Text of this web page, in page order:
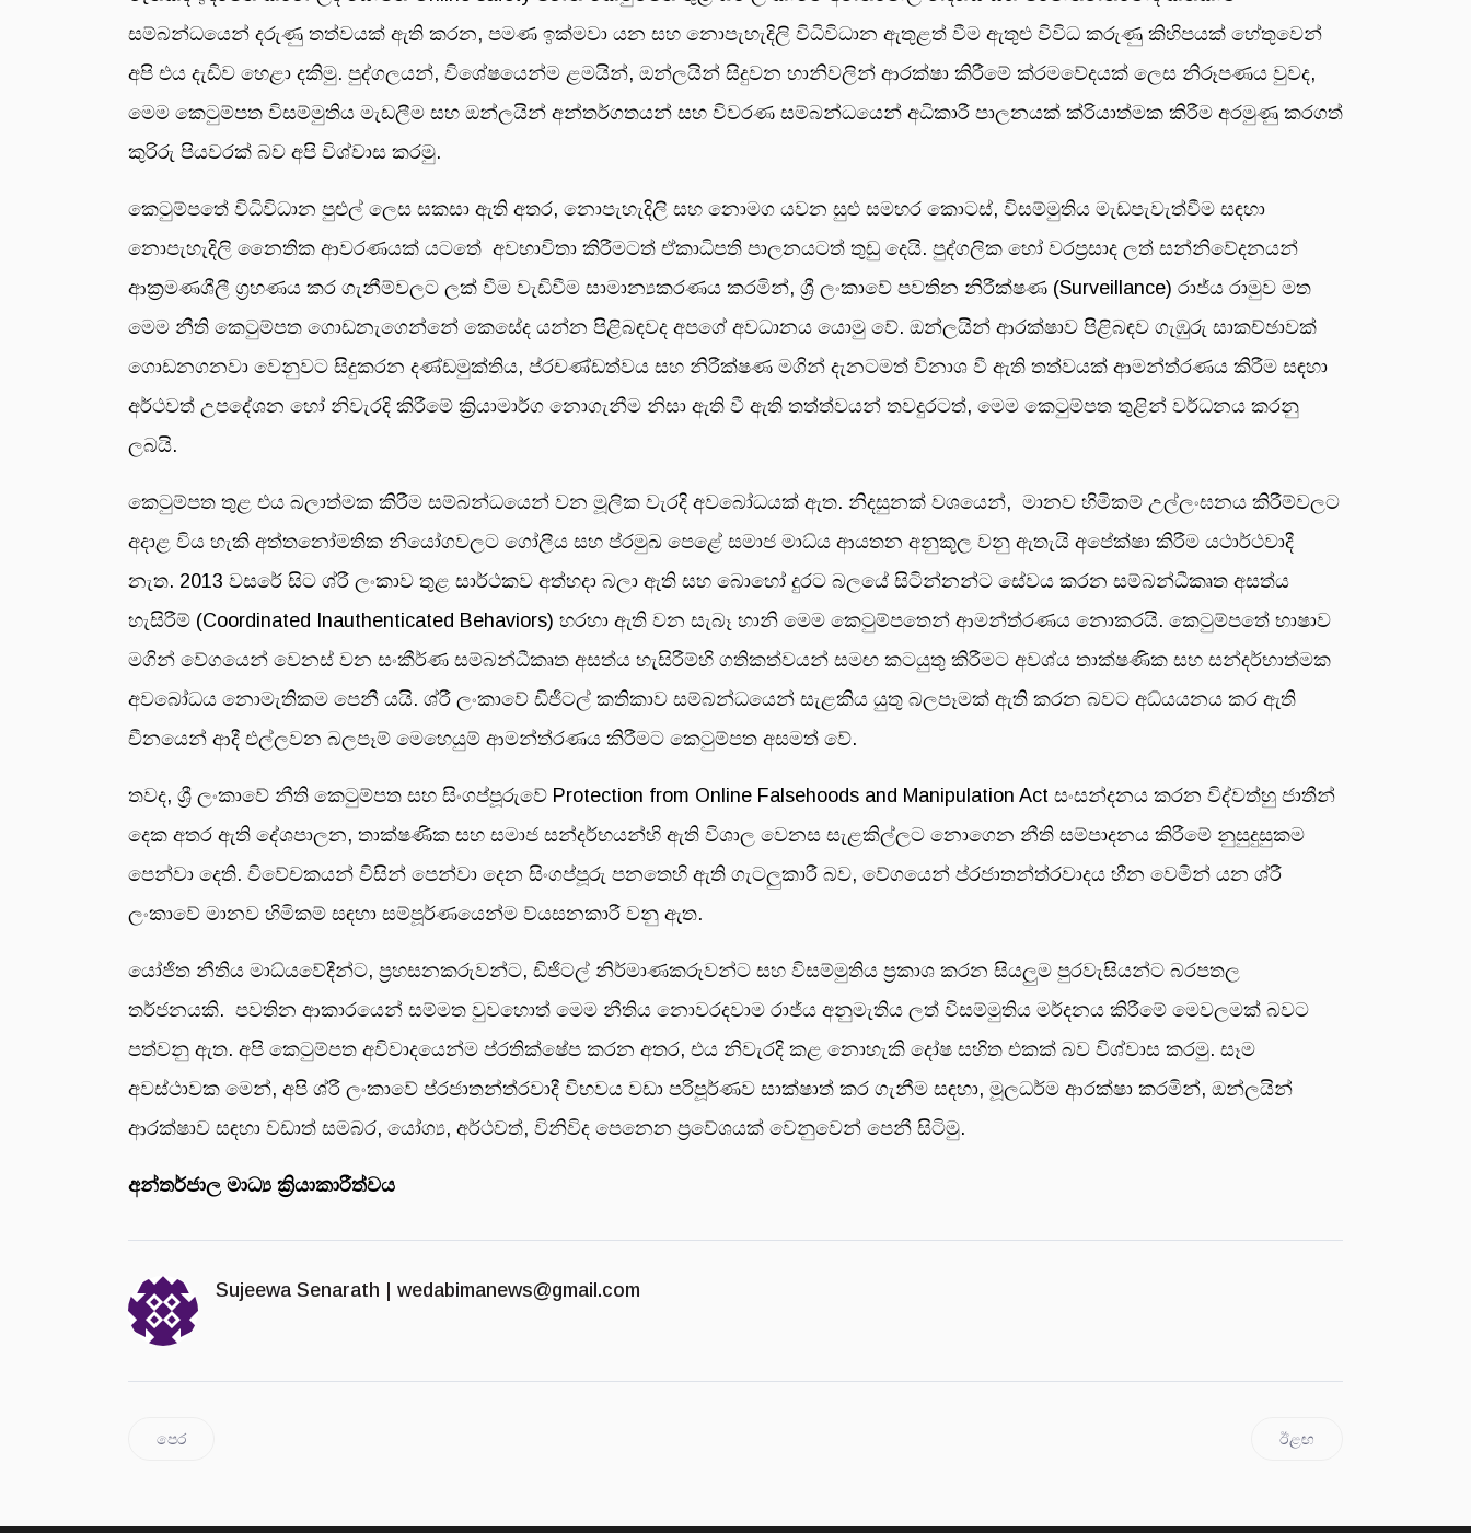
සම්බන්ධයෙන් දරුණු තත්වයක් ඇති කරන, පමණ ඉක්මවා යන සහ නොපැහැදිලි විධිවිධාන ඇතුළත් වීම ඇතුළු විවිධ කරුණු කිහිපයක් හේතුවෙන්
අපි එය දැඩිව හෙළා දකිමු. පුද්ගලයන්, විශේෂයෙන්ම ළමයින්, ඔන්ලයින් සිදුවන හානිවලින් ආරක්ෂා කිරීමේ ක්රමවේදයක් ලෙස නිරූපණය වුවද,
මෙම කෙටුම්පත විසම්මුතිය මැඩලීම සහ ඔන්ලයින් අන්තර්ගතයන් සහ විවරණ සම්බන්ධයෙන් අධිකාරී පාලනයක් ක්රියාත්මක කිරීම අරමුණු කරගත්
කුරිරු පියවරක් බව අපි විශ්වාස කරමු.
කෙටුම්පතේ විධිවිධාන පුළුල් ලෙස සකසා ඇති අතර, නොපැහැදිලි සහ නොමග යවන සුළු සමහර කොටස්, විසම්මුතිය මැඩපැවැත්වීම සඳහා
නොපැහැදිලි නෛතික ආවරණයක් යටතේ අවභාවිතා කිරීමටත් ඒකාධිපති පාලනයටත් තුඩු දෙයි. පුද්ගලික හෝ වරප්‍රසාද ලත් සන්නිවේදනයන්
ආක්‍රමණශීලී ග්‍රහණය කර ගැනීම්වලට ලක් වීම වැඩිවීම සාමාන්‍යකරණය කරමින්, ශ්‍රී ලංකාවේ පවතින නිරීක්ෂණ (Surveillance) රාජ්ය රාමුව මත
මෙම නීති කෙටුම්පත ගොඩනැගෙන්නේ කෙසේද යන්න පිළිබඳවද අපගේ අවධානය යොමු වේ. ඔන්ලයින් ආරක්ෂාව පිළිබඳව ගැඹුරු සාකච්ඡාවක්
ගොඩනගනවා වෙනුවට සිදුකරන දණ්ඩමුක්තිය, ප්රචණ්ඩත්වය සහ නිරීක්ෂණ මගින් දැනටමත් විනාශ වී ඇති තත්වයක් ආමන්ත්රණය කිරීම සඳහා
අර්ථවත් උපදේශන හෝ නිවැරදි කිරීමේ ක්‍රියාමාර්ග නොගැනීම නිසා ඇති වී ඇති තත්ත්වයන් තවදුරටත්, මෙම කෙටුම්පත තුළින් වර්ධනය කරනු
ලබයි.
කෙටුම්පත තුළ එය බලාත්මක කිරීම සම්බන්ධයෙන් වන මූලික වැරදි අවබෝධයක් ඇත. නිදසුනක් වශයෙන්, මානව හිමිකම් උල්ලංඝනය කිරීම්වලට
අදාළ විය හැකි අත්තනෝමතික නියෝගවලට ගෝලීය සහ ප්රමුඛ පෙළේ සමාජ මාධ්ය ආයතන අනුකූල වනු ඇතැයි අපේක්ෂා කිරීම යථාර්ථවාදී
නැත. 2013 වසරේ සිට ශ්රී ලංකාව තුළ සාර්ථකව අත්හදා බලා ඇති සහ බොහෝ දුරට බලයේ සිටින්නන්ට සේවය කරන සම්බන්ධීකෘත අසත්ය
හැසිරීම් (Coordinated Inauthenticated Behaviors) හරහා ඇති වන සැබෑ හානි මෙම කෙටුම්පතෙන් ආමන්ත්රණය නොකරයි. කෙටුම්පතේ භාෂාව
මගින් වේගයෙන් වෙනස් වන සංකීර්ණ සම්බන්ධීකෘත අසත්ය හැසිරීම්හි ගතිකත්වයන් සමඟ කටයුතු කිරීමට අවශ්ය තාක්ෂණික සහ සන්දර්භාත්මක
අවබෝධය නොමැතිකම පෙනී යයි. ශ්රී ලංකාවේ ඩිජිටල් කතිකාව සම්බන්ධයෙන් සැළකිය යුතු බලපෑමක් ඇති කරන බවට අධ්යයනය කර ඇති
චීනයෙන් ආදී එල්ලවන බලපෑම් මෙහෙයුම් ආමන්ත්රණය කිරීමට කෙටුම්පත අසමත් වේ.
තවද, ශ්‍රී ලංකාවේ නීති කෙටුම්පත සහ සිංගප්පූරුවේ Protection from Online Falsehoods and Manipulation Act සංසන්දනය කරන විද්වත්හු ජාතීන්
දෙක අතර ඇති දේශපාලන, තාක්ෂණික සහ සමාජ සන්දර්භයන්හි ඇති විශාල වෙනස සැළකිල්ලට නොගෙන නීති සම්පාදනය කිරීමේ නුසුදුසුකම
පෙන්වා දෙති. විවේචකයන් විසින් පෙන්වා දෙන සිංගප්පූරු පනතෙහි ඇති ගැටලුකාරී බව, වේගයෙන් ප්රජාතන්ත්රවාදය හීන වෙමින් යන ශ්රී
ලංකාවේ මානව හිමිකම් සඳහා සම්පූර්ණයෙන්ම ව්යසනකාරී වනු ඇත.
යෝජිත නීතිය මාධ්යවේදීන්ට, ප්‍රහසනකරුවන්ට, ඩිජිටල් නිර්මාණකරුවන්ට සහ විසම්මුතිය ප්‍රකාශ කරන සියලුම පුරවැසියන්ට බරපතල
තර්ජනයකි. පවතින ආකාරයෙන් සම්මත වුවහොත් මෙම නීතිය නොවරදවාම රාජ්ය අනුමැතිය ලත් විසම්මුතිය මර්දනය කිරීමේ මෙවලමක් බවට
පත්වනු ඇත. අපි කෙටුම්පත අවිවාදයෙන්ම ප්රතික්ෂේප කරන අතර, එය නිවැරදි කළ නොහැකි දෝෂ සහිත එකක් බව විශ්වාස කරමු. සෑම
අවස්ථාවක මෙන්, අපි ශ්රී ලංකාවේ ප්රජාතන්ත්රවාදී විභවය වඩා පරිපූර්ණව සාක්ෂාත් කර ගැනීම සඳහා, මූලධර්ම ආරක්ෂා කරමින්, ඔන්ලයින්
ආරක්ෂාව සඳහා වඩාත් සමබර, යෝග්‍ය, අර්ථවත්, විනිවිද පෙනෙන ප්‍රවේශයක් වෙනුවෙන් පෙනී සිටිමු.
අන්තර්ජාල මාධ්‍ය ක්‍රියාකාරීත්වය
Sujeewa Senarath | wedabimanews@gmail.com
පෙර ඊළඟ